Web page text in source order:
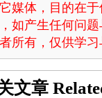
媒体，目的在
如产生任何问
所有，仅供学
文章